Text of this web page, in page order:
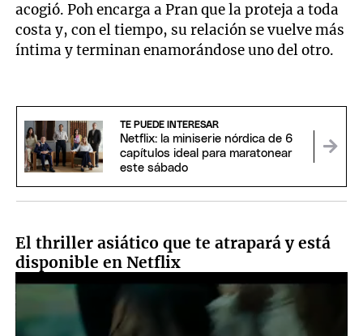
acogió. Poh encarga a Pran que la proteja a toda
costa y, con el tiempo, su relación se vuelve más
íntima y terminan enamorándose uno del otro.
TE PUEDE INTERESAR
Netflix: la miniserie nórdica de 6
capítulos ideal para maratonear
este sábado
El thriller asiático que te atrapará y está
disponible en Netflix